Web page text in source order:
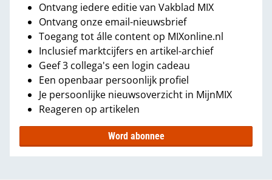
Ontvang iedere editie van Vakblad MIX
Ontvang onze email-nieuwsbrief
Toegang tot álle content op MIXonline.nl
Inclusief marktcijfers en artikel-archief
Geef 3 collega's een login cadeau
Een openbaar persoonlijk profiel
Je persoonlijke nieuwsoverzicht in MijnMIX
Reageren op artikelen
Word abonnee